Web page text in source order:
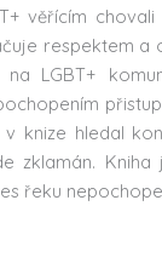
věřícím chovali
respektem a
LGBT+
knize hledal
zklamán. Kniha
řeku